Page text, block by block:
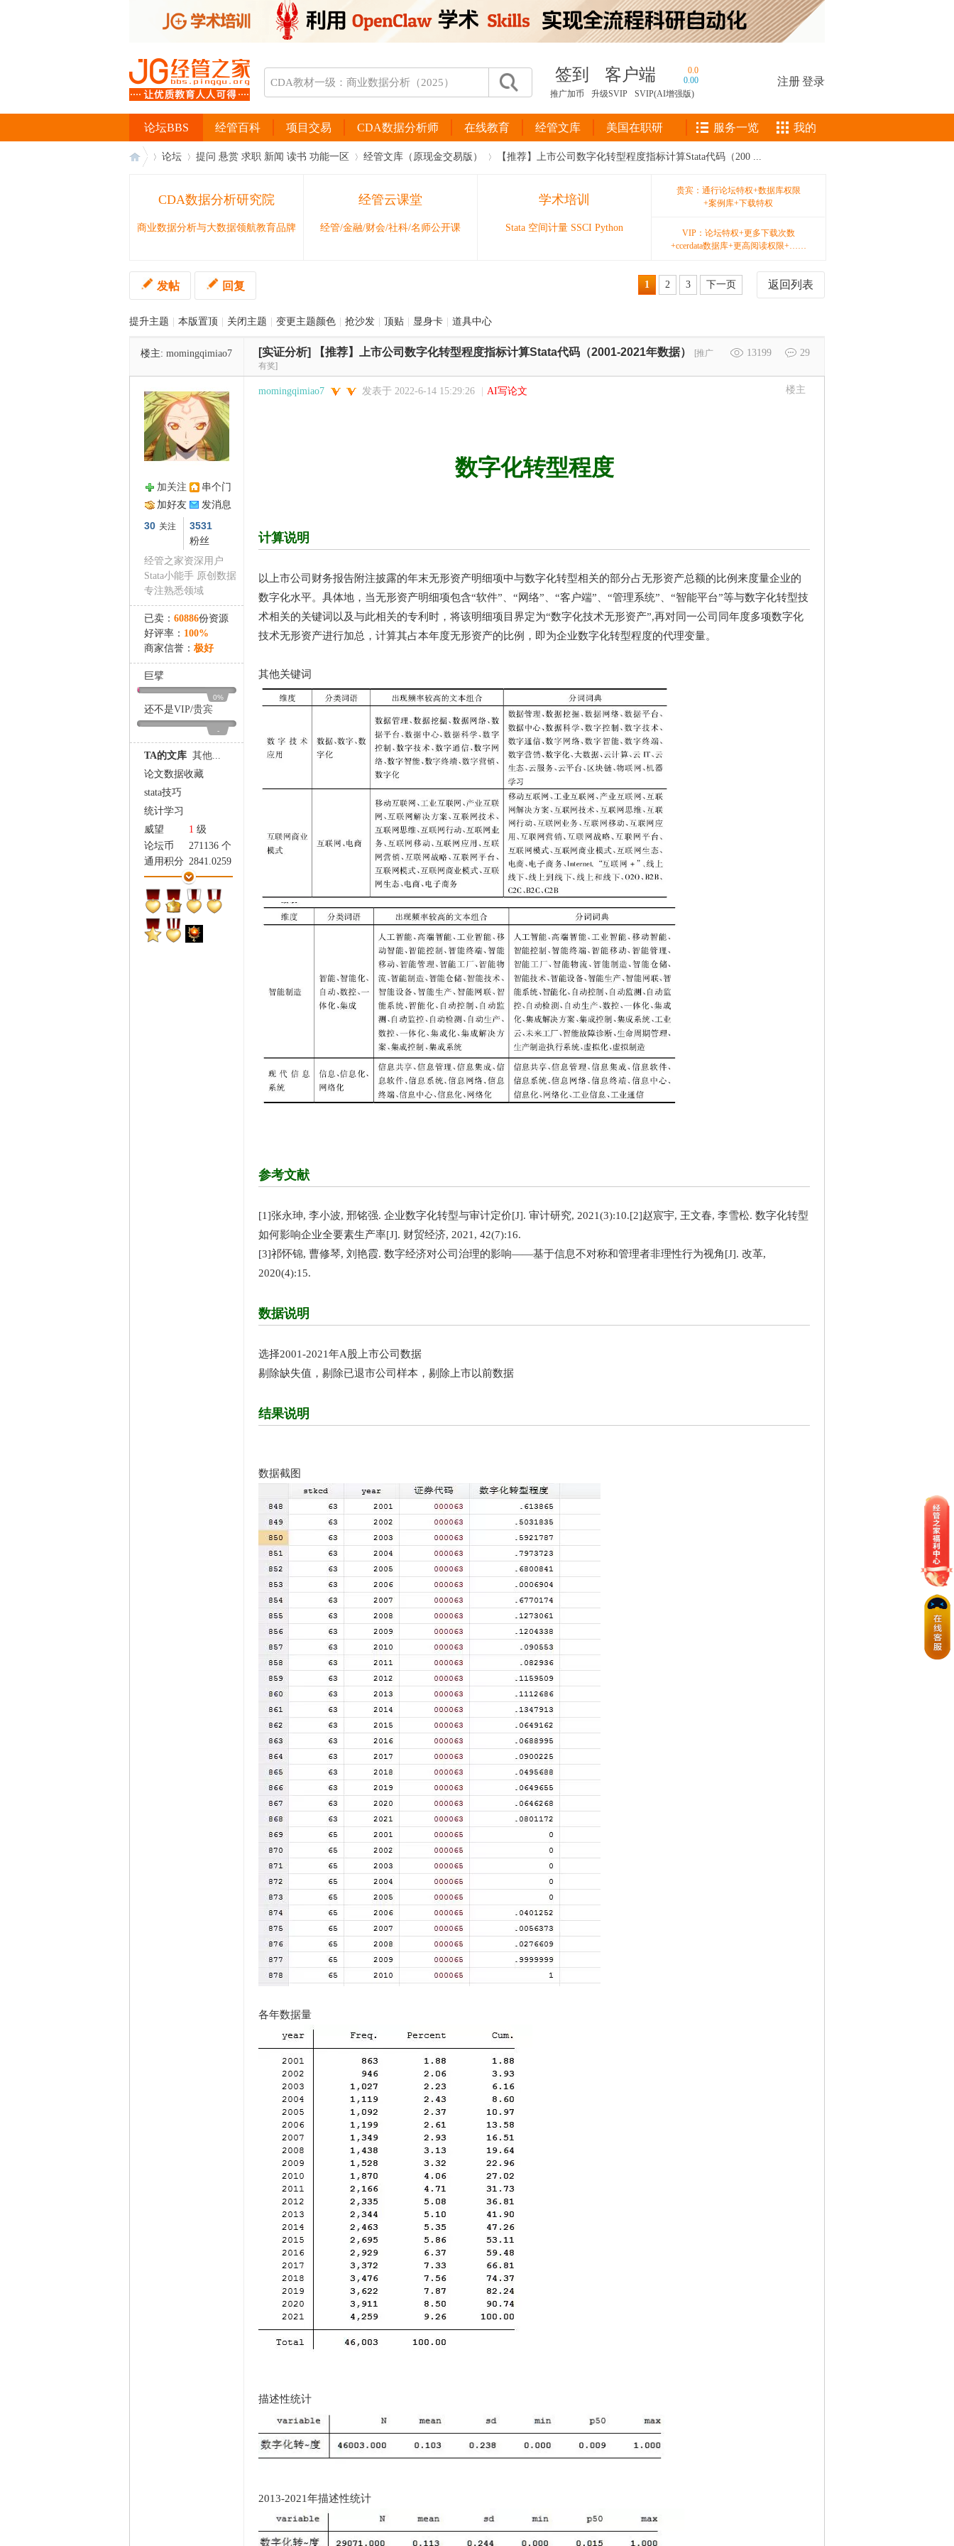
签到 客户端
0.0
0.00
推广加币
升级SVIP SVIP(AI增强版)
注册登录
经管百科 项目交易 CDA数据分析师 在线教育 经管文库 美国在职研
论坛BBS 服务一览 我的
论坛 提问 悬赏 求职 新闻 读书 功能一区 经管文库（原现金交易版） 【推荐】上市公司数字化转型程度指标计算Stata代码（200 ...
CDA数据分析研究院
商业数据分析与大数据领航教育品牌
经管云课堂
经管/金融/财会/社科/名师公开课
学术培训
Stata 空间计量 SSCI Python
贵宾：通行论坛特权+数据库权限
+案例库+下载特权
VIP：论坛特权+更多下载次数
+ccerdata数据库+更高阅读权限+……
返回列表
1 2 3 下一页
发帖 回复
提升主题 本版置顶 关闭主题 变更主题颜色 抢沙发 顶贴 显身卡 道具中心
楼主: momingqimiao7 13199 29
[实证分析] 【推荐】上市公司数字化转型程度指标计算Stata代码（2001-2021年数据）
[推广
有奖]
加关注
串个门
加好友
发消息
30 关注 3531
粉丝
经管之家资深用户
Stata小能手 原创数据
专注熟悉领域
已卖： 60886份资源
好评率： 100%
商家信誉： 极好
巨擘
0%
还不是VIP/贵宾
-
TA的文库 其他...
论文数据收藏
stata技巧
统计学习
威望
1 级
论坛币
271136 个
通用积分 2841.0259
学术水平
3642 点
热心指数
3547 点
信用等级
3377 点
经验
485562 点
帖子
19337
楼主
momingqimiao7 发表于 2022-6-14 15:29:26 AI写论文
数字化转型程度
计算说明
以上市公司财务报告附注披露的年末无形资产明细项中与数字化转型相关的部分占无形资产总额的比例来度量企业的
数字化水平。具体地，当无形资产明细项包含“软件”、“网络”、“客户端”、“管理系统”、“智能平台”等与数字化转型技
术相关的关键词以及与此相关的专利时，将该明细项目界定为“数字化技术无形资产”,再对同一公司同年度多项数字化
技术无形资产进行加总，计算其占本年度无形资产的比例，即为企业数字化转型程度的代理变量。
其他关键词
参考文献
[1]张永珅, 李小波, 邢铭强. 企业数字化转型与审计定价[J]. 审计研究, 2021(3):10.[2]赵宸宇, 王文春, 李雪松. 数字化转型
如何影响企业全要素生产率[J]. 财贸经济, 2021, 42(7):16.
[3]祁怀锦, 曹修琴, 刘艳霞. 数字经济对公司治理的影响——基于信息不对称和管理者非理性行为视角[J]. 改革,
2020(4):15.
数据说明
选择2001-2021年A股上市公司数据
剔除缺失值，剔除已退市公司样本，剔除上市以前数据
结果说明
数据截图
各年数据量
描述性统计
2013-2021年描述性统计